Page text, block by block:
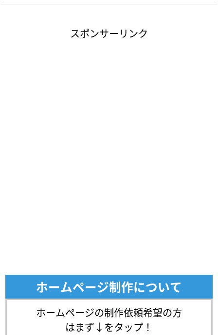
スポンサーリンク
ホームページ制作について
ホームページの制作依頼希望の方
はまず↓をタップ！